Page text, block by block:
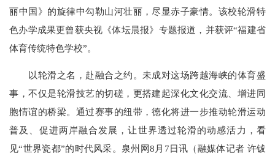
丽中国》的旋律中勾勒山河壮丽，尽显赤子豪情。该校轮滑特
色办学成果更曾获央视《体坛晨报》专题报道，并获评“福建省
体育传统特色学校”。
以轮滑之名，赴融合之约。未成对这场跨越海峡的体育盛
事，不仅是轮滑技艺的切磋，更搭建起深化文化交流、增进同
胞情谊的桥梁。通过赛事的纽带，德化将进一步推动轮滑运动
普及、促进两岸融合发展，让世界透过轮滑的动感活力，看
见“世界瓷都”的时代风采。泉州网8月7日讯（融媒体记者 许钹